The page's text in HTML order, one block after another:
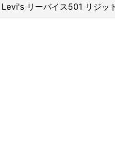
リーバイス501 リジ